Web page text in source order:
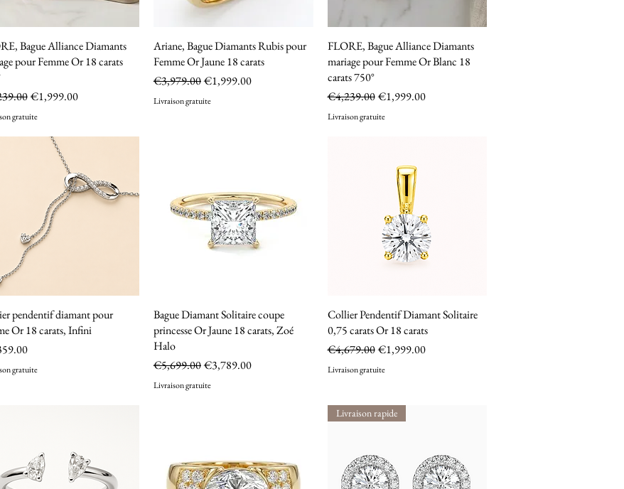
Quick View
Bague Alliance Diamants
pour Femme Or 18 carats
PriceSale Price
€1,999.00
gratuite
Quick View
Ariane, Bague Diamants Rubis pour
Femme Or Jaune 18 carats
Regular Price
€3,979.00Sale Price
€1,999.00
Livraison gratuite
Quick View
FLORE, Bague Alliance Diamants
mariage pour Femme Or Blanc 18
carats 750°
Regular Price
€4,239.00Sale Price
€1,999.00
Livraison gratuite
Quick View
pendentif diamant pour
Or 18 carats, Infini
gratuite
Quick View
Bague Diamant Solitaire coupe
princesse Or Jaune 18 carats, Zoé
Halo
Regular Price
€5,699.00Sale Price
€3,789.00
Livraison gratuite
Quick View
Collier Pendentif Diamant Solitaire
0,75 carats Or 18 carats
Regular Price
€4,679.00Sale Price
€1,999.00
Livraison gratuite
Livraison rapide